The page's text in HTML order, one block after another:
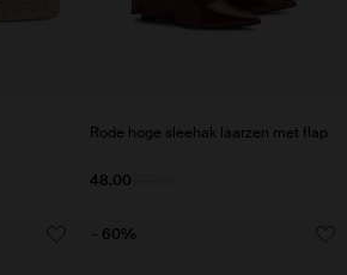
Rode hoge sleehak laarzen met flap
48.00
- 60%